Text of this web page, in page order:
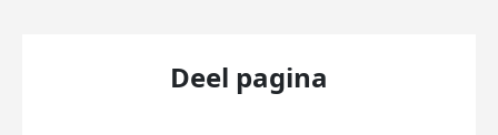
Deel pagina